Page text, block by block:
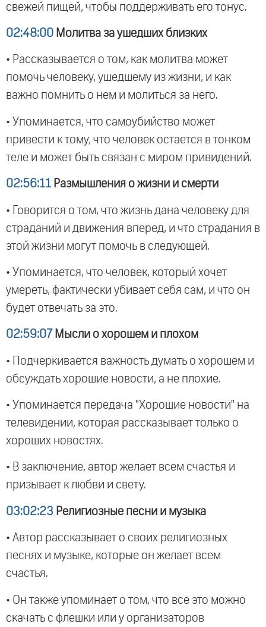
свежей пищей, чтобы поддерживать его тонус.
02:48:00 Молитва за ушедших близких
• Рассказывается о том, как молитва может
помочь человеку, ушедшему из жизни, и как
важно помнить о нем и молиться за него.
• Упоминается, что самоубийство может
привести к тому, что человек остается в тонком
теле и может быть связан с миром привидений.
02:56:11 Размышления о жизни и смерти
• Говорится о том, что жизнь дана человеку для
страданий и движения вперед, и что страдания в
этой жизни могут помочь в следующей.
• Упоминается, что человек, который хочет
умереть, фактически убивает себя сам, и что он
будет отвечать за это.
02:59:07 Мысли о хорошем и плохом
• Подчеркивается важность думать о хорошем и
обсуждать хорошие новости, а не плохие.
• Упоминается передача "Хорошие новости" на
телевидении, которая рассказывает только о
хороших новостях.
• В заключение, автор желает всем счастья и
призывает к любви и свету.
03:02:23 Религиозные песни и музыка
• Автор рассказывает о своих религиозных
песнях и музыке, которые он желает всем
счастья.
• Он также упоминает о том, что все это можно
скачать с флешки или у организаторов